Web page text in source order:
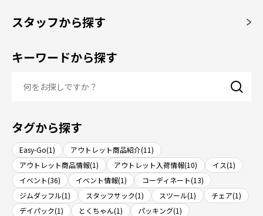
スタッフから探す
キーワードから探す
タグから探す
Easy-Go(1)
アウトレット商品紹介(11)
アウトレット商品情報(1)
アウトレット入荷情報(10)
イス(1)
イベント(36)
イベント情報(1)
コーディネート(13)
ジムダッフル(1)
スタッフサック(1) スツール(1)
チェア(1)
デイパック(1)
とくちゃん(1)
パッキング(1)